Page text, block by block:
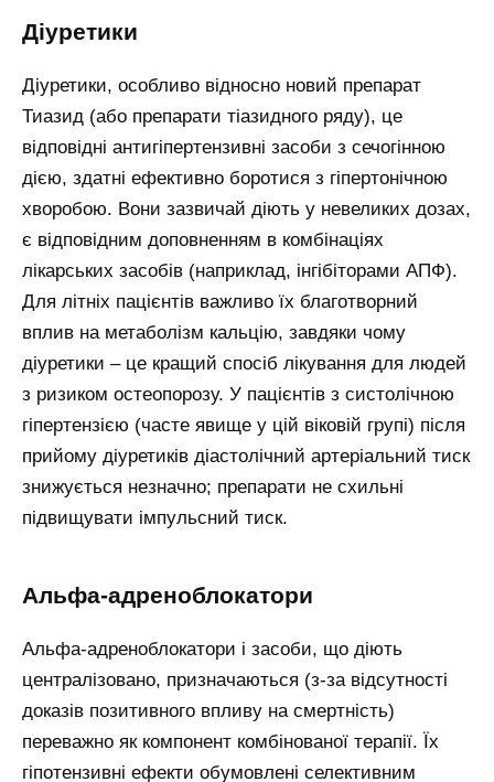
Діуретики
Діуретики, особливо відносно новий препарат
Тиазид (або препарати тіазидного ряду), це
відповідні антигіпертензивні засоби з сечогінною
дією, здатні ефективно боротися з гіпертонічною
хворобою. Вони зазвичай діють у невеликих дозах,
є відповідним доповненням в комбінаціях
лікарських засобів (наприклад, інгібіторами АПФ).
Для літніх пацієнтів важливо їх благотворний
вплив на метаболізм кальцію, завдяки чому
діуретики – це кращий спосіб лікування для людей
з ризиком остеопорозу. У пацієнтів з систолічною
гіпертензією (часте явище у цій віковій групі) після
прийому діуретиків діастолічний артеріальний тиск
знижується незначно; препарати не схильні
підвищувати імпульсний тиск.
Альфа-адреноблокатори
Альфа-адреноблокатори і засоби, що діють
централізовано, призначаються (з-за відсутності
доказів позитивного впливу на смертність)
переважно як компонент комбінованої терапії. Їх
гіпотензивні ефекти обумовлені селективним